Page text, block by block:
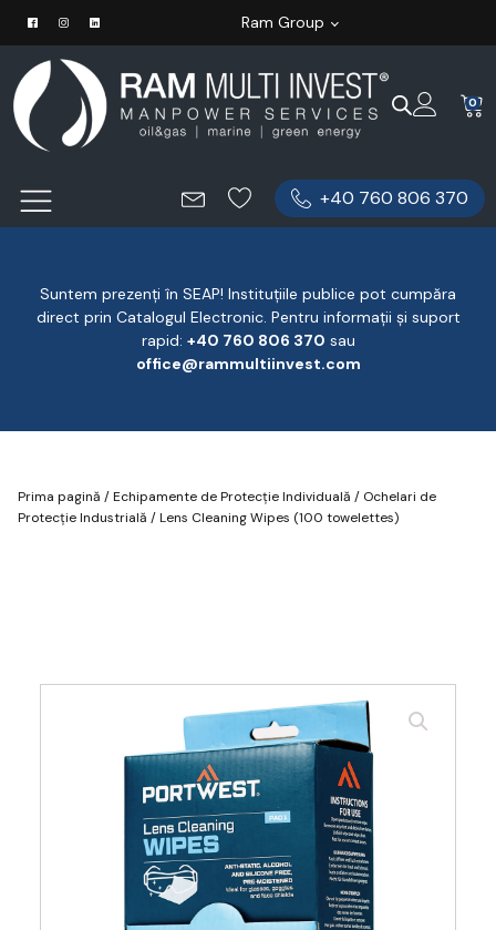
Ram Group
0
+40 760 806 370
Suntem prezenți în SEAP! Instituțiile publice pot cumpăra
direct prin Catalogul Electronic. Pentru informații și suport
rapid: ‪+40 760 806 370 ‬ sau
office@rammultiinvest.com
Prima pagină /Echipamente de Protecție Individuală / Ochelari de
Protecție Industrială / Lens Cleaning Wipes (100 towelettes)